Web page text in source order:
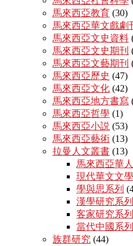
馬來西亞教育 (30)
馬來西亞華文戲劇
馬來西亞文史資料
馬來西亞文史期刊
馬來西亞文藝期刊
馬來西亞歷史 (47)
馬來西亞文化 (42)
馬來西亞地方書寫
馬來西亞哲學 (1)
馬來西亞小説 (53)
馬來西亞藝術 (13)
拉曼人文叢書 (13)
馬來西亞華
現代華文文
學與思系列
漢學研究系列
客家研究系列
當代中國系列
族群研究 (44)